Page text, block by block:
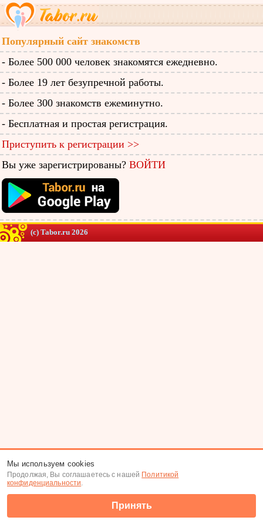
Популярный сайт знакомств
- Более 500 000 человек знакомятся ежедневно.
- Более 19 лет безупречной работы.
- Более 300 знакомств ежеминутно.
- Бесплатная и простая регистрация.
Приступить к регистрации >>
Вы уже зарегистрированы? ВОЙТИ
(c) Tabor.ru 2026
Мы используем cookies
Продолжая, Вы соглашаетесь с нашей Политикой
конфиденциальности.
Принять